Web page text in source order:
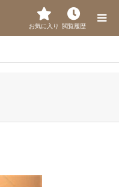
お気に入り 閲覧履歴